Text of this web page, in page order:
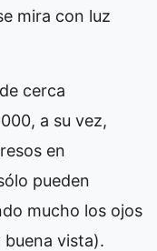
mira con luz
cerca
a su vez,
en
pueden
mucho los ojos
buena vista).